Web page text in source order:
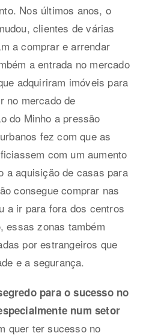
Nos últimos anos, o
clientes de várias
a comprar e arrendar
a entrada no mercado
adquiriram imóveis para
no mercado de
do Minho a pressão
fez com que as
com um aumento
a aquisição de casas para
consegue comprar nas
a ir para fora dos centros
essas zonas também
por estrangeiros que
e a segurança.
para o sucesso no
num setor
quer ter sucesso no